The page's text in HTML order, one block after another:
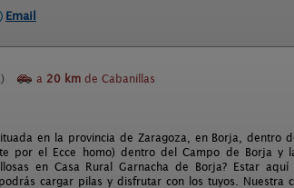
Email
a 20 km de Cabanillas
en la provincia de Zaragoza, en Borja, dentro
por el Ecce homo) dentro del Campo de Borja y
en Casa Rural Garnacha de Borja? Estar
cargar pilas y disfrutar con los tuyos. Nuestra